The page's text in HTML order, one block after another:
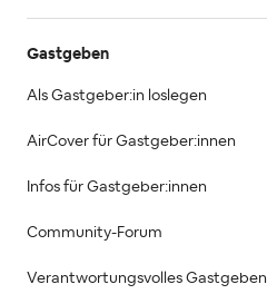
Gastgeben
Als Gastgeber:in loslegen
AirCover für Gastgeber:innen
Infos für Gastgeber:innen
Community-Forum
Verantwortungsvolles Gastgeben